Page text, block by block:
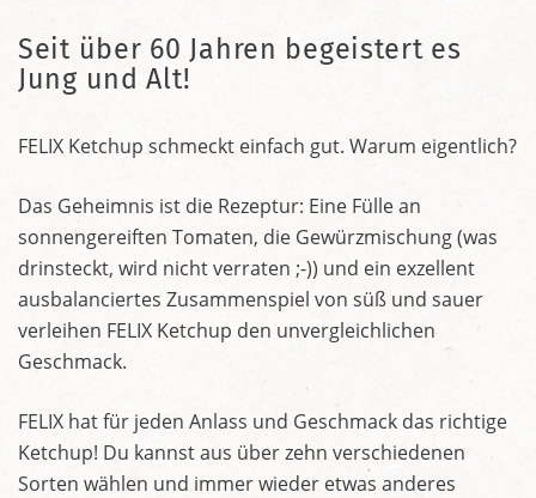
Seit über 60 Jahren begeistert es
Jung und Alt!
FELIX Ketchup schmeckt einfach gut. Warum eigentlich?
Das Geheimnis ist die Rezeptur: Eine Fülle an
sonnengereiften Tomaten, die Gewürzmischung (was
drinsteckt, wird nicht verraten ;-)) und ein exzellent
ausbalanciertes Zusammenspiel von süß und sauer
verleihen FELIX Ketchup den unvergleichlichen
Geschmack.
FELIX hat für jeden Anlass und Geschmack das richtige
Ketchup! Du kannst aus über zehn verschiedenen
Sorten wählen und immer wieder etwas anderes